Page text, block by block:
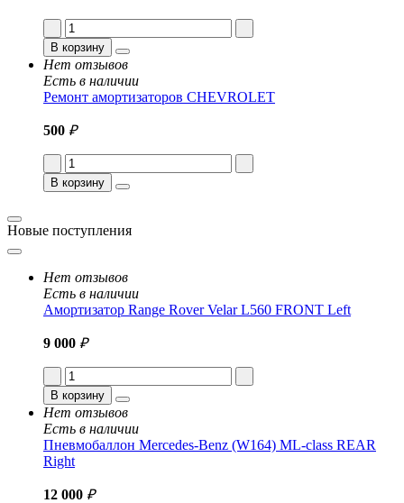
В корзину
Нет отзывов
Есть в наличии
Ремонт амортизаторов CHEVROLET
500 ₽
В корзину
Новые поступления
Нет отзывов
Есть в наличии
Амортизатор Range Rover Velar L560 FRONT Left
9 000 ₽
В корзину
Нет отзывов
Есть в наличии
Пневмобаллон Mercedes-Benz (W164) ML-class REAR
Right
12 000 ₽